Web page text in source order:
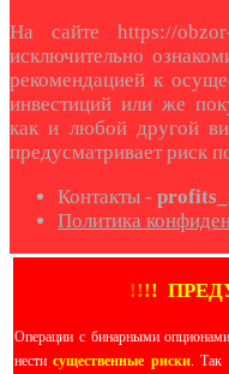
На сайте https://
исключительно
рекомендацией к
инвестиций или же
как и любой другой
предусматривает риск
Контакты -
Политика
!!!!
Операции с бинарными
нестисущественные риски. Так